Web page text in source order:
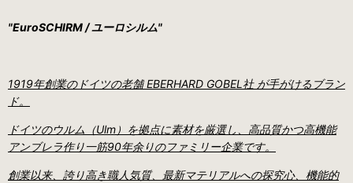
"EuroSCHIRM / ユーロシルム"
1919年創業のドイツの老舗 EBERHARD GOBEL社 が手がけるブラン
ド。
ドイツのウルム（Ulm）を拠点に素材を厳選し、高品質かつ高機能
アンブレラ作り一筋90年余りのファミリー企業です。
創業以来、誇り高き職人気質、最新マテリアルへの探究心、機能的